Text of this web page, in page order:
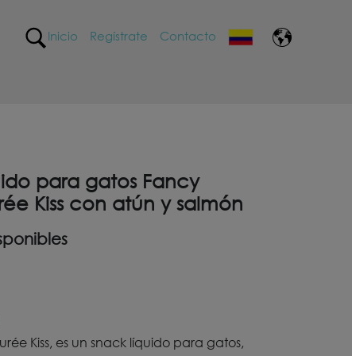
Inicio Regístrate Contacto
para gatos Fancy
Kiss con atún y salmón
Kiss, es un snack líquido para gatos,